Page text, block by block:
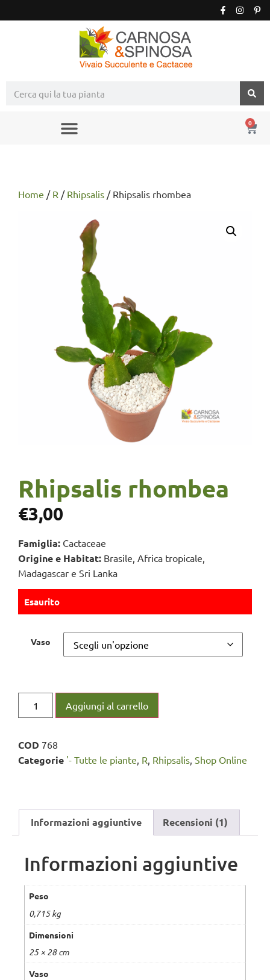
0
Home / R / Rhipsalis / Rhipsalis rhombea
Rhipsalis rhombea
€3,00
Famiglia: Cactaceae
Origine e Habitat: Brasile, Africa tropicale,
Madagascar e Sri Lanka
Esaurito
Vaso
Aggiungi al carrello
COD 768
Categorie '- Tutte le piante R Rhipsalis Shop Online
Informazioni aggiuntive Recensioni (1)
Informazioni aggiuntive
Peso
0,715 kg
Dimensioni
25 × 28 cm
Vaso